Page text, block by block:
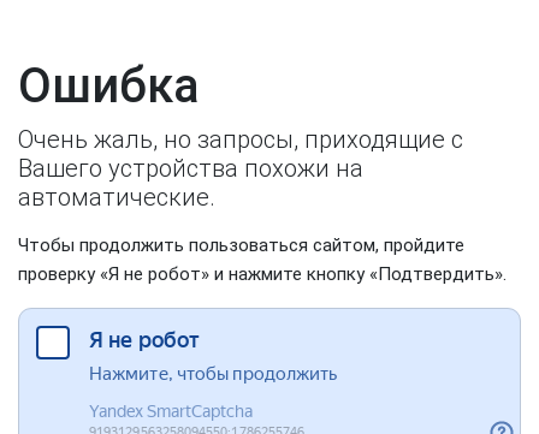
Ошибка
Очень жаль, но запросы, приходящие с
Вашего устройства похожи на
автоматические.
Чтобы продолжить пользоваться сайтом, пройдите
проверку «Я не робот» и нажмите кнопку «Подтвердить».